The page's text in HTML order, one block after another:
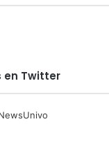
en Twitter